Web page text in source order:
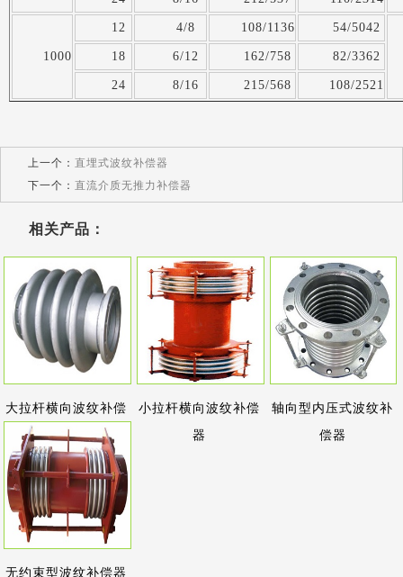
1000
12 4/8 108/1136 54/5042
18 6/12 162/758 82/3362
24 8/16 215/568 108/2521
上一个： 直埋式波纹补偿器
下一个： 直流介质无推力补偿器
相关产品：
大拉杆横向波纹补偿
器
小拉杆横向波纹补偿
器
轴向型内压式波纹补
偿器
无约束型波纹补偿器